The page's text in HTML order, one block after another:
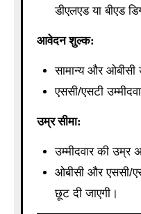
डीएलएड या बीएड
आवेदन शुल्क:
सामान्य और ओबीसी
एससी/एसटी
उम्र सीमा:
उम्मीदवार की उम्र
ओबीसी और एससी/
छूट दी जाएगी।